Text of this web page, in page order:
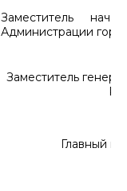
Заместитель
Администрации
Заместитель
Главный